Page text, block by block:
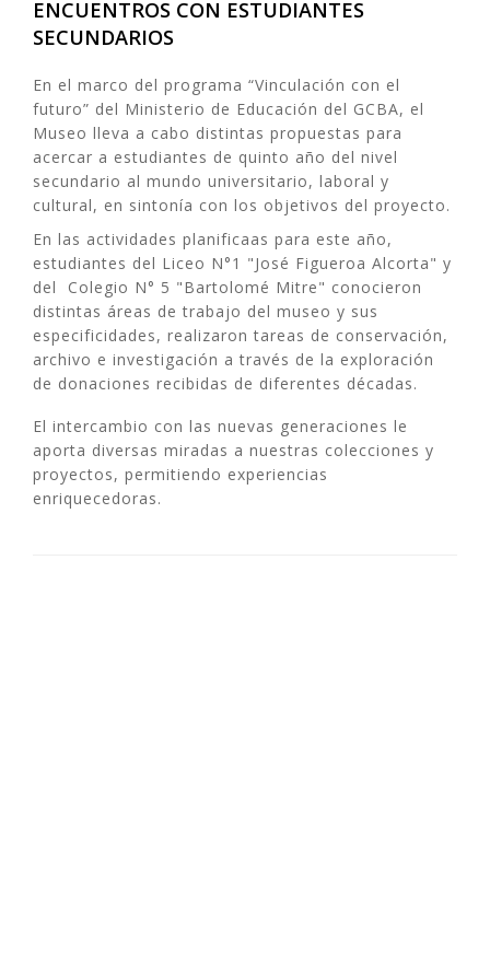
ENCUENTROS CON ESTUDIANTES
SECUNDARIOS
En el marco del programa “Vinculación con el
futuro” del Ministerio de Educación del GCBA, el
Museo lleva a cabo distintas propuestas para
acercar a estudiantes de quinto año del nivel
secundario al mundo universitario, laboral y
cultural, en sintonía con los objetivos del proyecto.
En las actividades planificaas para este año,
estudiantes del Liceo N°1 "José Figueroa Alcorta" y
del Colegio N° 5 "Bartolomé Mitre" conocieron
distintas áreas de trabajo del museo y sus
especificidades, realizaron tareas de conservación,
archivo e investigación a través de la exploración
de donaciones recibidas de diferentes décadas.
El intercambio con las nuevas generaciones le
aporta diversas miradas a nuestras colecciones y
proyectos, permitiendo experiencias
enriquecedoras.